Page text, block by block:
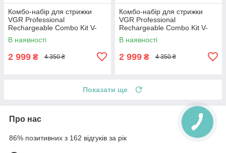
Комбо-набір для стрижки
VGR Professional
Rechargeable Combo Kit V-
694
В наявності
2 999 ₴ 4 350 ₴
Комбо-набір для стрижки
VGR Professional
Rechargeable Combo Kit V-
694 Gold
В наявності
2 999 ₴ 4 350 ₴
Показати ще
Про нас
86% позитивних з 162 відгуків за рік